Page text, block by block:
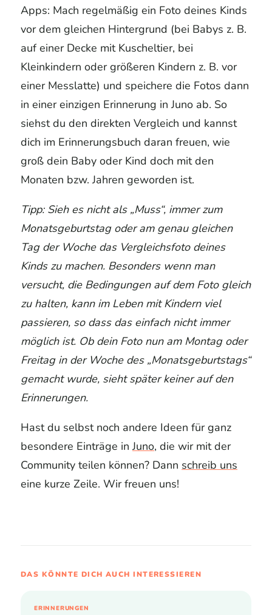
Apps: Mach regelmäßig ein Foto deines Kinds
vor dem gleichen Hintergrund (bei Babys z. B.
auf einer Decke mit Kuscheltier, bei
Kleinkindern oder größeren Kindern z. B. vor
einer Messlatte) und speichere die Fotos dann
in einer einzigen Erinnerung in Juno ab. So
siehst du den direkten Vergleich und kannst
dich im Erinnerungsbuch daran freuen, wie
groß dein Baby oder Kind doch mit den
Monaten bzw. Jahren geworden ist.
Tipp: Sieh es nicht als „Muss“, immer zum
Monatsgeburtstag oder am genau gleichen
Tag der Woche das Vergleichsfoto deines
Kinds zu machen. Besonders wenn man
versucht, die Bedingungen auf dem Foto gleich
zu halten, kann im Leben mit Kindern viel
passieren, so dass das einfach nicht immer
möglich ist. Ob dein Foto nun am Montag oder
Freitag in der Woche des „Monatsgeburtstags“
gemacht wurde, sieht später keiner auf den
Erinnerungen.
Hast du selbst noch andere Ideen für ganz
besondere Einträge inJuno, die wir mit der
Community teilen können? Dann schreib uns
eine kurze Zeile. Wir freuen uns!
DAS KÖNNTE DICH AUCH INTERESSIEREN
ERINNERUNGEN